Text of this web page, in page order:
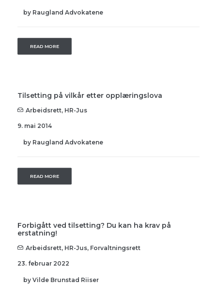
by Raugland Advokatene
READ MORE
Tilsetting på vilkår etter opplæringslova
Arbeidsrett, HR-Jus
9. mai 2014
by Raugland Advokatene
READ MORE
Forbigått ved tilsetting? Du kan ha krav på
erstatning!
Arbeidsrett, HR-Jus, Forvaltningsrett
23. februar 2022
by Vilde Brunstad Riiser